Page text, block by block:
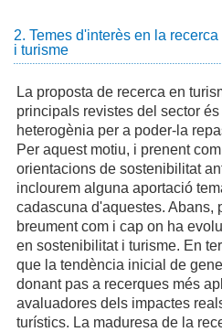
2. Temes d'interès en la
i turisme
La proposta de recerca en
principals revistes del sector
heterogènia per a poder-la
Per aquest motiu, i prenent
orientacions de sostenibilitat
inclourem alguna aportació
cadascuna d'aquestes. Abans,
breument com i cap on ha
en sostenibilitat i turisme. En
que la tendència inicial de
donant pas a recerques més
avaluadores dels impactes
turístics. La maduresa de la